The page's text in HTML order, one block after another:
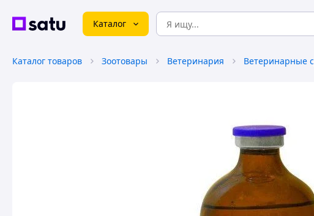
Каталог
Каталог товаров Зоотовары Ветеринария